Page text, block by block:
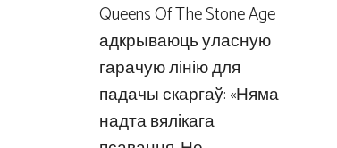
Queens Of The Stone Age
адкрываюць уласную
гарачую лінію для
падачы скаргаў: «Няма
надта вялікага